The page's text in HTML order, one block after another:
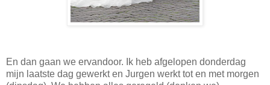
En dan gaan we ervandoor. Ik heb afgelopen donderdag
mijn laatste dag gewerkt en Jurgen werkt tot en met morgen